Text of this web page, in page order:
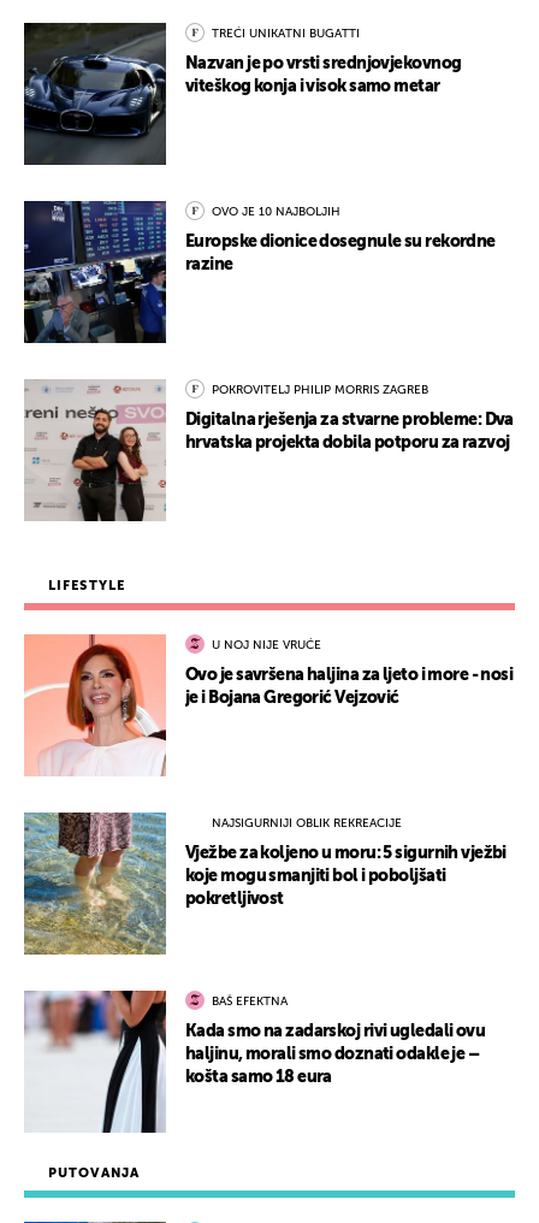
PUTOVANJA
TREĆI UNIKATNI BUGATTI
Nazvan je po vrsti srednjovjekovnog
viteškog konja i visok samo metar
OVO JE 10 NAJBOLJIH
Europske dionice dosegnule su rekordne
razine
POKROVITELJ PHILIP MORRIS ZAGREB
Digitalna rješenja za stvarne probleme: Dva
hrvatska projekta dobila potporu za razvoj
LIFESTYLE
U NOJ NIJE VRUĆE
Ovo je savršena haljina za ljeto i more - nosi
je i Bojana Gregorić Vejzović
NAJSIGURNIJI OBLIK REKREACIJE
Vježbe za koljeno u moru: 5 sigurnih vježbi
koje mogu smanjiti bol i poboljšati
pokretljivost
BAŠ EFEKTNA
Kada smo na zadarskoj rivi ugledali ovu
haljinu, morali smo doznati odakle je –
košta samo 18 eura